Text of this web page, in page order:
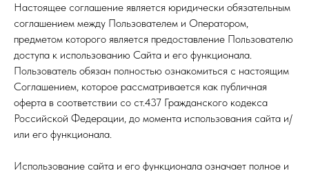
Настоящее соглашение является юридически обязательным
соглашением между Пользователем и Оператором,
предметом которого является предоставление Пользователю
доступа к использованию Сайта и его функционала.
Пользователь обязан полностью ознакомиться с настоящим
Соглашением, которое рассматривается как публичная
оферта в соответствии со ст.437 Гражданского кодекса
Российской Федерации, до момента использования сайта и/
или его функционала.
Использование сайта и его функционала означает полное и